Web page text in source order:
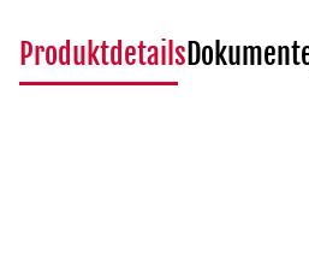
Produktdetails